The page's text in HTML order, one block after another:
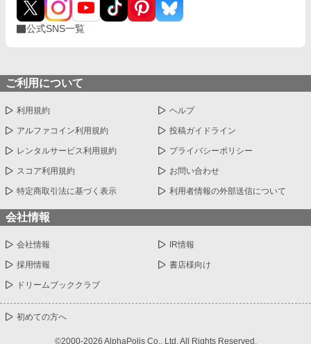
公式SNS一覧
ご利用について
利用規約 ヘルプ
アルファコイン利用規約 投稿ガイドライン
レンタルサービス利用規約 プライバシーポリシー
スコア利用規約 お問い合わせ
特定商取引法に基づく表示 利用者情報の外部送信について
会社情報
会社情報 IR情報
採用情報 書店様向け
ドリームブッククラブ
初めての方へ
©2000-2026 AlphaPolis Co., Ltd. All Rights Reserved.